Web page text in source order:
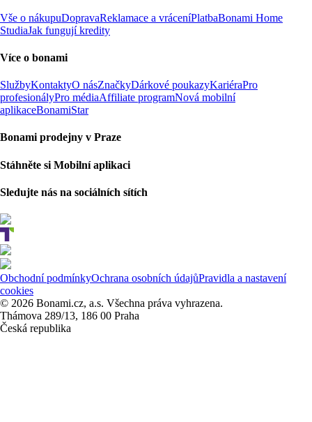
Vše o nákupuDopravaReklamace a vráceníPlatbaBonami Home
StudiaJak fungují kredity
Více o bonami
SlužbyKontaktyO násZnačkyDárkové poukazyKariéraPro
profesionályPro médiaAffiliate programNová mobilní
aplikaceBonamiStar
Bonami prodejny v Praze
Stáhněte si Mobilní aplikaci
Sledujte nás na sociálních sítích
Obchodní podmínkyOchrana osobních údajůPravidla a nastavení
cookies
© 2026 Bonami.cz, a.s. Všechna práva vyhrazena.
Thámova 289/13, 186 00 Praha
Česká republika